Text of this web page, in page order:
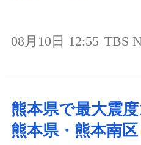
08月10日 12:55 TBS
熊本県で最大震
熊本県・熊本南区